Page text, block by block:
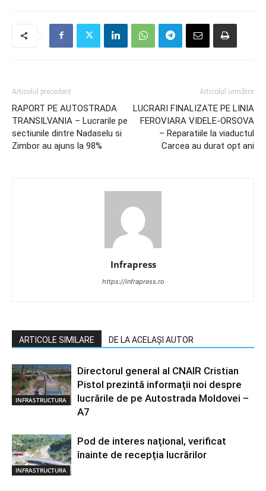
Articolul precedent
RAPORT PE AUTOSTRADA
TRANSILVANIA – Lucrarile pe
sectiunile dintre Nadaselu si
Zimbor au ajuns la 98%
Articolul următor
LUCRARI FINALIZATE PE LINIA
FEROVIARA VIDELE-ORSOVA
– Reparatiile la viaductul
Carcea au durat opt ani
Infrapress
https://infrapress.ro
ARTICOLE SIMILARE DE LA ACELAȘI AUTOR
INFRASTRUCTURA
Directorul general al CNAIR Cristian
Pistol prezintă informații noi despre
lucrările de pe Autostrada Moldovei –
A7
INFRASTRUCTURA
Pod de interes național, verificat
înainte de recepția lucrărilor